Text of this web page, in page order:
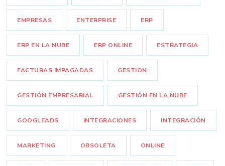
EMPRESAS ENTERPRISE ERP
ERP EN LA NUBE ERP ONLINE ESTRATEGIA
FACTURAS IMPAGADAS GESTION
GESTIÓN EMPRESARIAL GESTIÓN EN LA NUBE
GOOGLEADS INTEGRACIONES INTEGRACIÓN
MARKETING OBSOLETA ONLINE